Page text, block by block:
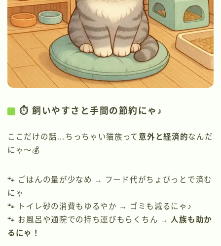
⏱️ 飼いやすさと手間の節約にゃ♪
ここだけの話…ちっちゃい猫族って 意外と経済的なんだ
にゃ〜💰
🐾 ごはんの量が少なめ → フード代がちょびっとで済む
にゃ
🐾 トイレ砂の消費もゆるやか → ゴミも減るにゃ♪
🐾 お風呂や通院での持ち運びもらくちん → 人族も助か
るにゃ！